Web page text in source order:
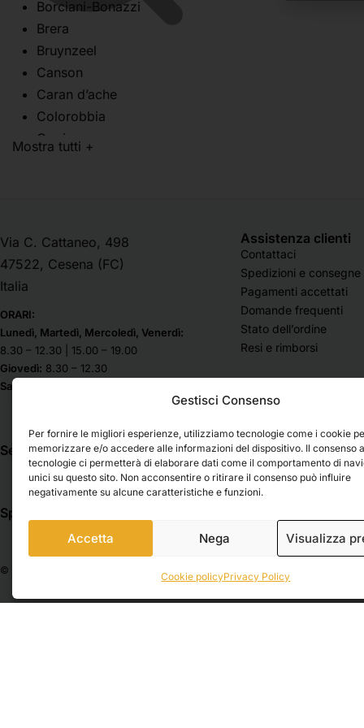
Gestisci Consenso
Per fornire le migliori esperienze, utilizziamo tecnologie come i cookie
memorizzare e/o accedere alle informazioni del dispositivo. Il consenso
tecnologie ci permetterà di elaborare dati come il comportamento di
unici su questo sito. Non acconsentire o ritirare il consenso può influire
negativamente su alcune caratteristiche e funzioni.
Accetta Nega Visualizza
Cookie policyPrivacy Policy
Carta
Book Disegno
Book Pittura
Carta in rotoli
Carta per acquerello
litografie
Carta per olio e acrilico
Carta per pastello
Carta velina
Cartonaggio
Cavalletti
Cassette a cavalletto
Cassette vuote
Cavalletti da campagna
Borciani-Bonazzi
Brera
Bruynzeel
Canson
Caran d’ache
Colorobbia
Copic
Divolo
Dom Arte Milano
Lefranc Bourgeois
Liquitex
Lyra
Maimeri
Molotow
Musa Belle Arti
Nova Spa
Novecento
Pentel
Mostra tutti +
Via C. Cattaneo, 498
47522, Cesena (FC)
Italia
ORARI:
Lunedì, Martedì, Mercoledì, Venerdì:
8.30 – 12.30 | 15.00 – 19.00
Giovedì: 8.30 – 12.30
Sabato & Domenica chiuso
Seguici su
Assistenza clienti
Contattaci
Spedizioni e consegne
Pagamenti accettati
Domande frequenti
Stato dell’ordine
Resi e rimborsi
Spedizioni
© 2026 Belle Arti Corbara, IT03736520408 – REA: FO – 314246. All rights